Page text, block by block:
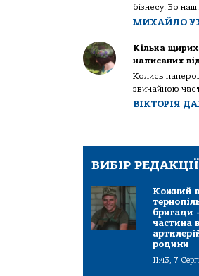
бізнесу. Бо
МИХАЙЛО
Кілька щирих
написаних
Колись
звичайною
ВІКТОРІЯ
ВИБІР РЕДАКЦІЇ
Кожний
бригади
частина
родини
11:43, 7